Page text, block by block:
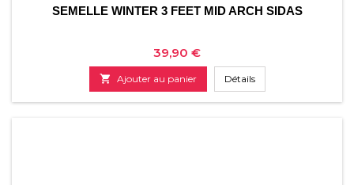
SEMELLE WINTER 3 FEET MID ARCH SIDAS
Prix
39,90 €
 Ajouter au panier Détails